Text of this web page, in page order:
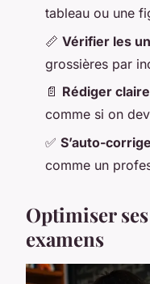
tableau ou une
📏 Vérifier les
grossières par
📄 Rédiger
comme si on
✅ S’auto-
comme un
Optimiser
examens